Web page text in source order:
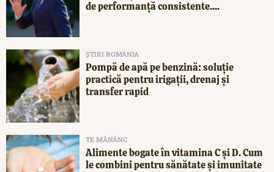
de performanță consistente....
ȘTIRI ROMÂNIA
Pompă de apă pe benzină: soluție
practică pentru irigații, drenaj și
transfer rapid
TE MĂNÂNC
Alimente bogate în vitamina C și D. Cum
le combini pentru sănătate și imunitate